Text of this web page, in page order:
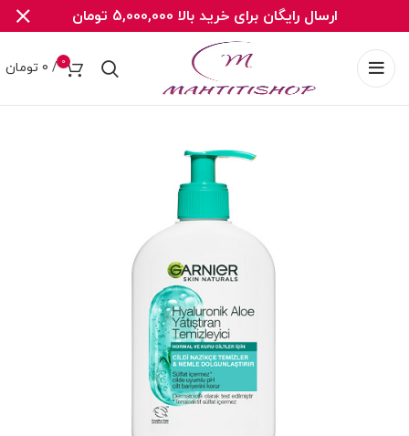
0
/
0 تومان
ارسال رایگان برای خرید بالا 5,000,000 تومان